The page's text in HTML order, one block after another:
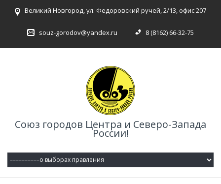
Великий Новгород, ул. Федоровский ручей, 2/13, офис 207
souz-gorodov@yandex.ru 8 (8162) 66-32-75
Союз городов Центра и Северо-Запада
России!